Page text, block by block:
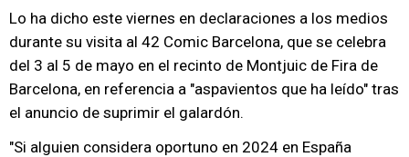
Lo ha dicho este viernes en declaraciones a los medios
durante su visita al 42 Comic Barcelona, que se celebra
del 3 al 5 de mayo en el recinto de Montjuic de Fira de
Barcelona, en referencia a "aspavientos que ha leído" tras
el anuncio de suprimir el galardón.
"Si alguien considera oportuno en 2024 en España